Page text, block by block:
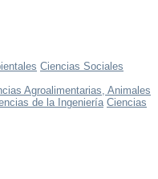
Ciencias Sociales
Agroalimentarias, Animales
de la Ingeniería Ciencias